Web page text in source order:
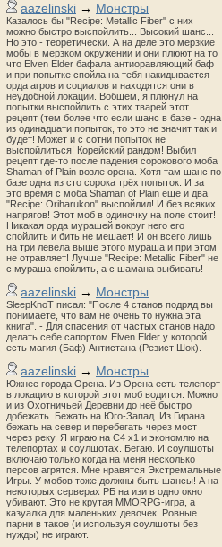
aazelinski → Монстры
Казалось бы "Recipe: Metallic Fiber" с них
можно быстро выспойлить... Высокий шанс...
Но это - теоретически. А на деле это мерзкие
мобы в мерзком окружении и они плюют на то
что Elven Elder бафала антиоравляющий баф
и при попытке спойла на тебя накидывается
орда агров и социалов и находятся они в
неудобной локации. Вобщем, я плюнул на
попытки выспойлить с этих тварей этот
рецепт (тем более что если шанс в базе - одна
из одинадцати попыток, то это не значит так и
будет! Может и с сотни попыток не
выспойлиться! Корейский рандом! Выбил
рецепт где-то после падения сорокового моба
Shaman of Plain возле орена. Хотя там шанс по
базе одна из сто сорока трёх попыток. И за
это время с моба Shaman of Plain ещё и два
"Recipe: Oriharukon" выспойлил! И без всяких
напрягов! Этот моб в одиночку на поле стоит!
Никакая орда мурашей вокруг него его
спойлить и бить не мешает! И он всего лишь
на три левела выше этого мураша и при этом
не отравляет! Лучше "Recipe: Metallic Fiber" не
с мураша спойлить, а с шамана выбивать!
aazelinski → Монстры
SleepKnoT писал: "После 4 станов подряд вы
понимаете, что вам не очень то нужна эта
книга". - Для спасения от частых станов надо
делать себе сапортом Elven Elder у которой
есть магия (Баф) Антистана (Резист Шок).
aazelinski → Монстры
Южнее города Орена. Из Орена есть телепорт
в локацию в которой этот моб водится. Можно
и из Охотничьей Деревни до неё быстро
добежать. Бежать на Юго-Запад. Из Гирана
бежать на север и перебегать через мост
через реку. Я играю на С4 х1 и экономлю на
телепортах и соулшотах. Бегаю. И соулшоты
включаю только когда на меня несколько
персов агрятся. Мне нравятся Экстремальные
Игры. У мобов тоже должны быть шансы! А на
некоторых серверах РБ на изи в одно окно
убивают. Это не крутая MMORPG-игра, а
казуалка для маленьких девочек. Ровные
парни в такое (и используя соулшоты без
нужды) не играют.